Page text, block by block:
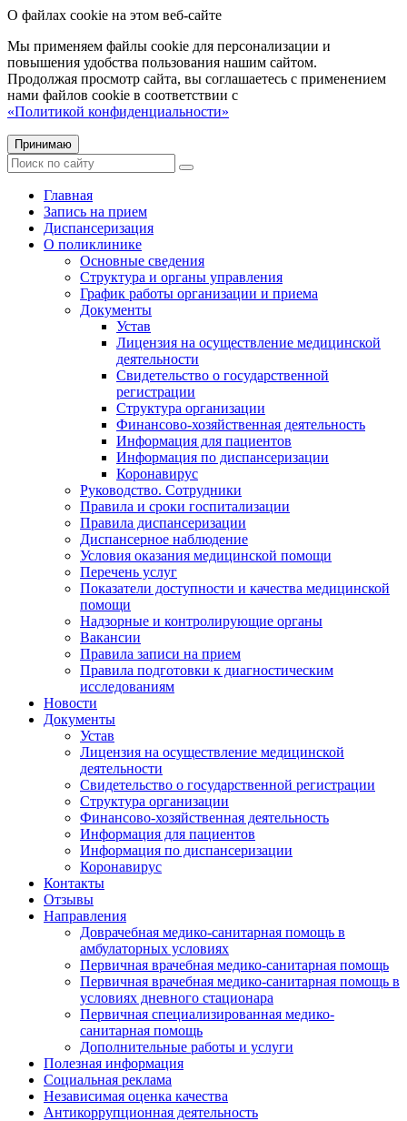
О файлах cookie на этом веб-сайте
Мы применяем файлы cookie для персонализации и
повышения удобства пользования нашим сайтом.
Продолжая просмотр сайта, вы соглашаетесь с применением
нами файлов cookie в соответствии с
«Политикой конфиденциальности»
Принимаю
Главная
Запись на прием
Диспансеризация
О поликлинике
Основные сведения
Структура и органы управления
График работы организации и приема
Документы
Устав
Лицензия на осуществление медицинской
деятельности
Свидетельство о государственной
регистрации
Структура организации
Финансово-хозяйственная деятельность
Информация для пациентов
Информация по диспансеризации
Коронавирус
Руководство. Сотрудники
Правила и сроки госпитализации
Правила диспансеризации
Диспансерное наблюдение
Условия оказания медицинской помощи
Перечень услуг
Показатели доступности и качества медицинской
помощи
Надзорные и контролирующие органы
Вакансии
Правила записи на прием
Правила подготовки к диагностическим
исследованиям
Новости
Документы
Устав
Лицензия на осуществление медицинской
деятельности
Свидетельство о государственной регистрации
Структура организации
Финансово-хозяйственная деятельность
Информация для пациентов
Информация по диспансеризации
Коронавирус
Контакты
Отзывы
Направления
Доврачебная медико-санитарная помощь в
амбулаторных условиях
Первичная врачебная медико-санитарная помощь
Первичная врачебная медико-санитарная помощь в
условиях дневного стационара
Первичная специализированная медико-
санитарная помощь
Дополнительные работы и услуги
Полезная информация
Социальная реклама
Независимая оценка качества
Антикоррупционная деятельность